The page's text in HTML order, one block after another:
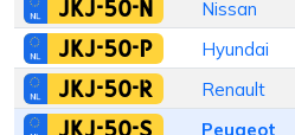
JKJ-50-N Nissan
JKJ-50-P Hyundai
JKJ-50-R Renault
JKJ-50-S Peugeot